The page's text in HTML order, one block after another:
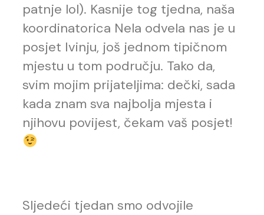
patnje lol). Kasnije tog tjedna, naša
koordinatorica Nela odvela nas je u
posjet Ivinju, još jednom tipičnom
mjestu u tom području. Tako da,
svim mojim prijateljima: dečki, sada
kada znam sva najbolja mjesta i
njihovu povijest, čekam vaš posjet!
Sljedeći tjedan smo odvojile